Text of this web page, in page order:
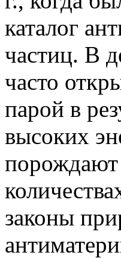
каталог
частиц. В
часто
парой в
высоких
законы